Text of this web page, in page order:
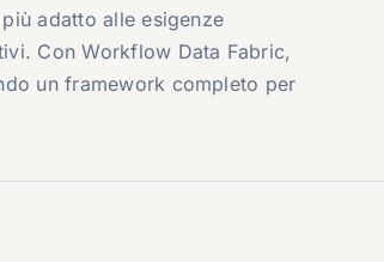
adatto alle esigenze
Con Workflow Data Fabric,
un framework completo per